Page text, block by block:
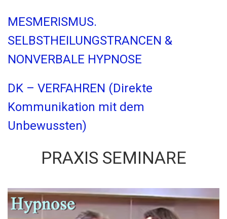
MESMERISMUS.
SELBSTHEILUNGSTRANCEN &
NONVERBALE HYPNOSE
DK – VERFAHREN (Direkte
Kommunikation mit dem
Unbewussten)
PRAXIS SEMINARE